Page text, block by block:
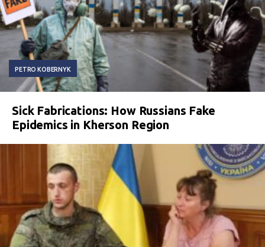
PETRO KOBERNYK
Sick Fabrications: How Russians Fake
Epidemics in Kherson Region